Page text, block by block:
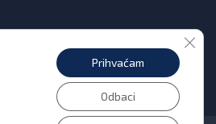
Prihvaćam
Odbaci